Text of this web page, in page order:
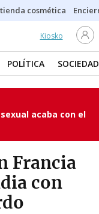
cosmética
Kiosko
POLÍTICA SOCIEDAD
acaba con el
Francia
con